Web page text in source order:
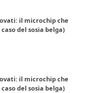
il microchip che
del sosia belga)
il microchip che
del sosia belga)